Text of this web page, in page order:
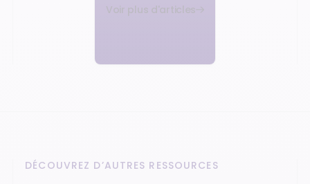
Voir plus d'articles
DÉCOUVREZ D’AUTRES RESSOURCES